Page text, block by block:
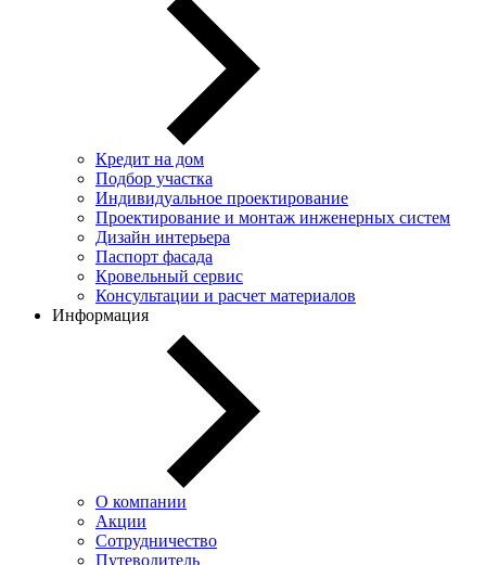
Кредит на дом
Подбор участка
Индивидуальное проектирование
Проектирование и монтаж инженерных систем
Дизайн интерьера
Паспорт фасада
Кровельный сервис
Консультации и расчет материалов
Информация
О компании
Акции
Сотрудничество
Путеводитель